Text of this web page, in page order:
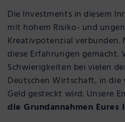
Die Investments in diesem
mit hohem Risiko- und
Kreativpotenzial verbunden.
diese Erfahrungen gemacht.
Schwierigkeiten bei vielen
Deutschen Wirtschaft, in
Geld gesteckt wird. Unsere
die Grundannahmen Eures